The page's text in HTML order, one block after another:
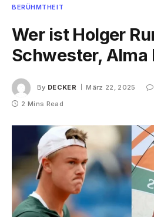
BERÜHMTHEIT
Wer ist Holger
Schwester, Alma
By DECKER März 22, 2025
2 Mins Read